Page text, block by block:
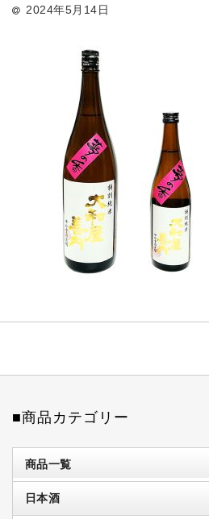
2024年5月14日
■商品カテゴリー
商品一覧
日本酒